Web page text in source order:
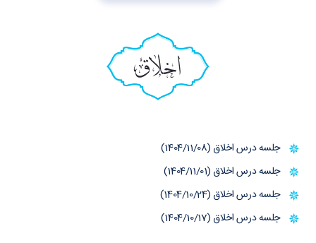
اخلاق
جلسه درس اخلاق (1404/11/08)
جلسه درس اخلاق (1404/11/01)
جلسه درس اخلاق (1404/10/24)
جلسه درس اخلاق (1404/10/17)